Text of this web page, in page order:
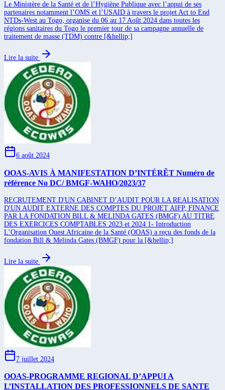
Le Ministère de la Santé et de l’Hygiène Publique avec l’appui de ses
partenaires notamment l’OMS et l’USAID à travers le projet Act to End
NTDs-West au Togo, organise du 06 au 17 Août 2024 dans toutes les
régions sanitaires du Togo le premier tour de sa campagne annuelle de
traitement de masse (TDM) contre [&hellip;]
Lire la suite
6 août 2024
OOAS-AVIS À MANIFESTATION D’INTÉRÊT Numéro de
référence No DC/ BMGF-WAHO/2023/37
RECRUTEMENT D'UN CABINET D’AUDIT POUR LA REALISATION
D'UN AUDIT EXTERNE DES COMPTES DU PROJET AIFP, FINANCE
PAR LA FONDATION BILL & MELINDA GATES (BMGF) AU TITRE
DES EXERCICES COMPTABLES 2023 et 2024 1- Introduction
L’Organisation Ouest Africaine de la Santé (OOAS) a reçu des fonds de la
fondation Bill & Melinda Gates (BMGF) pour la [&hellip;]
Lire la suite
7 juillet 2024
OOAS-PROGRAMME REGIONAL D’APPUI A
L’INSTALLATION DES PROFESSIONNELS DE SANTE